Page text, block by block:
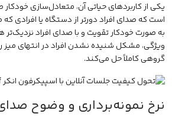
است که صدای افراد دورتر از دستگاه یا افرادی
به صورت خودکار تقویت و با صدای افراد
ویژگی، مشکل شنیده نشدن افراد در انتهای میز
گروهی کاملاً حل می‌کند.
نرخ نمونه‌برداری و وضوح